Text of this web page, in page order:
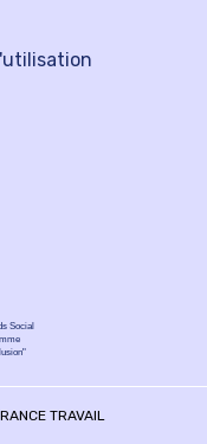
Social
TRAVAIL